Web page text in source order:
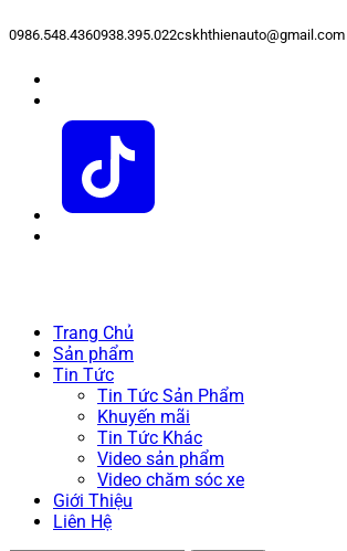
0986.548.4360938.395.022cskhthienauto@gmail.com
Trang Chủ
Sản phẩm
Tin Tức
Tin Tức Sản Phẩm
Khuyến mãi
Tin Tức Khác
Video sản phẩm
Video chăm sóc xe
Giới Thiệu
Liên Hệ